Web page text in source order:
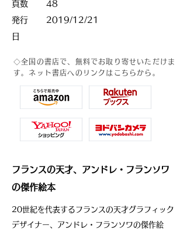
頁数
発行
日
48
2019/12/21
◇全国の書店で、無料でお取り寄せいただけま
す。 ネット書店へのリンクはこちらから。
フランスの天才、アンドレ・フランソワ
の傑作絵本
20世紀を代表するフランスの天才グラフィック
デザイナー、アンドレ・フランソワの傑作絵